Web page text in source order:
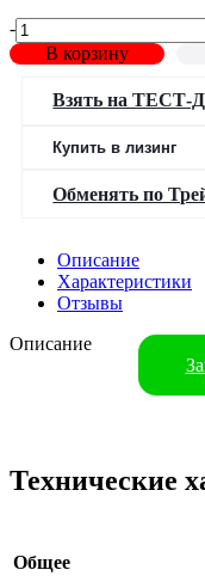
-
В корзину
Взять на ТЕСТ-
Купить в лизинг
Обменять по
Описание
Характеристики
Отзывы
Описание
Технические
Общее